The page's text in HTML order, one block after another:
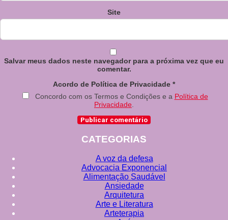
Site
Salvar meus dados neste navegador para a próxima vez que eu
comentar.
Acordo de Política de Privacidade *
Concordo com os Termos e Condições e a Política de
Privacidade
CATEGORIAS
A voz da defesa
Advocacia Exponencial
Alimentação Saudável
Ansiedade
Arquitetura
Arte e Literatura
Arteterapia